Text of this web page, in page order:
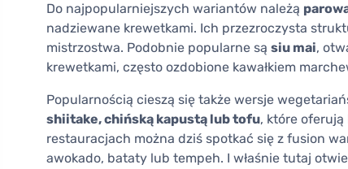
Do najpopularniejszych wariantów należą
nadziewane krewetkami. Ich przezroczysta
mistrzostwa. Podobnie popularne są siu mai,
krewetkami, często ozdobione kawałkiem
Popularnością cieszą się także wersje
shiitake, chińską kapustą lub tofu, które oferują
restauracjach można dziś spotkać się z fusion
awokado, bataty lub tempeh. I właśnie tutaj